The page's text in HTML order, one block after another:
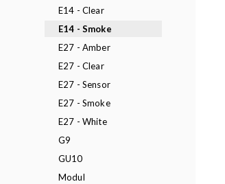
E14 - Clear
E14 - Smoke
E27 - Amber
E27 - Clear
E27 - Sensor
E27 - Smoke
E27 - White
G9
GU10
Modul